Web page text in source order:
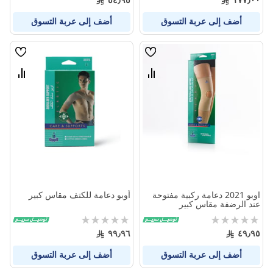
أضف إلى عربة التسوق أضف إلى عربة التسوق
قائمة
قارن
اوبو 2021 دعامة ركبية مفتوحة
عند الرضفة مقاس كبير
Rating:
0%
٤٩٫٩٥
أضف إلى عربة التسوق
قائمة
قارن
أوبو دعامة للكتف مقاس كبير
Rating:
0%
٩٩٫٩٦
أضف إلى عربة التسوق